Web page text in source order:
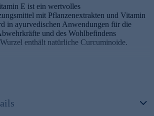
hier ganz bequem im Onlineshop.
E ist ein wertvolles
mit Pflanzenextrakten und Vitamin
in ayurvedischen Anwendungen für die
und des Wohlbefindens
enthält natürliche Curcuminoide.
Vitamin E - Zutaten und
auf 50 % Curcuminoide